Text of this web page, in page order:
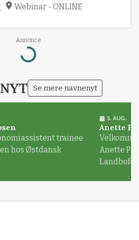
Webinar - ONLINE
Annonce
Loading...
Se mere navnenyt
trainee
hos Østdansk
3. AUG.
Anette
Anette